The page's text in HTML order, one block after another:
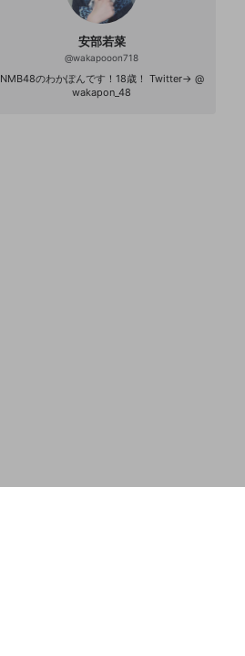
安部若菜
@wakapooon718
NMB48のわかぽんです！18歳！ Twitter→ @
wakapon_48